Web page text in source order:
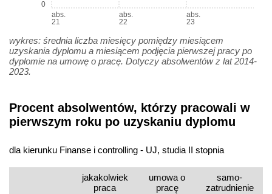
abs.
21
abs.
22
abs.
23
0
wykres: średnia liczba miesięcy pomiędzy miesiącem
uzyskania dyplomu a miesiącem podjęcia pierwszej pracy po
dyplomie na umowę o pracę. Dotyczy absolwentów z lat 2014-
2023.
Procent absolwentów, którzy pracowali w
pierwszym roku po uzyskaniu dyplomu
dla kierunku Finanse i controlling - UJ, studia II stopnia
jakakolwiek
praca
umowa o
pracę
samo­
zatrudnienie